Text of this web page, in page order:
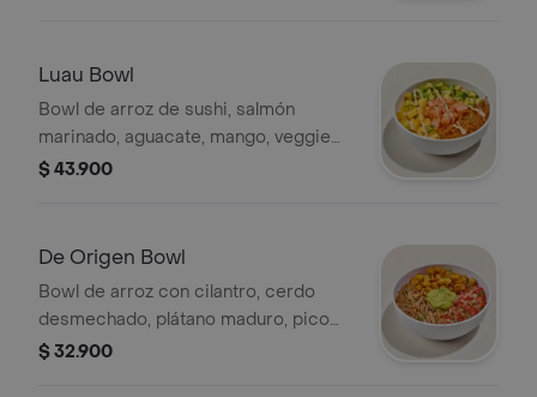
Luau Bowl
Bowl de arroz de sushi, salmón
marinado, aguacate, mango, veggie
tempura, cilantro y sriracha mayo.
$ 43.900
De Origen Bowl
Bowl de arroz con cilantro, cerdo
desmechado, plátano maduro, pico
de gallo, cilantro y guacamole.
$ 32.900